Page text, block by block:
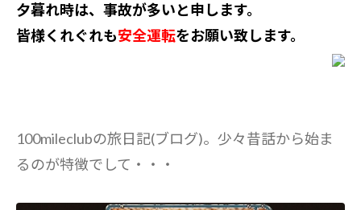
夕暮れ時は、事故が多いと申します。
皆様くれぐれも安全運転をお願い致します。
100mileclubの旅日記(ブログ)。少々昔話から始ま
るのが特徴でして・・・